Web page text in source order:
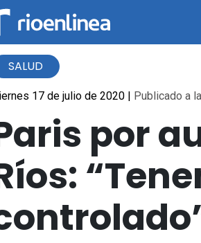
SALUD
17 de julio de 2020 | Publicado a
por